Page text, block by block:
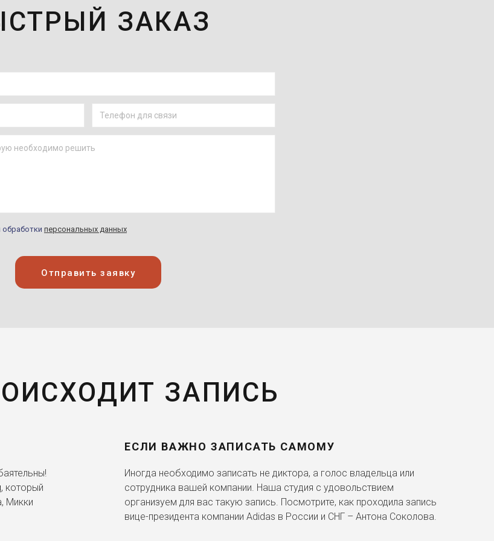
ЗАКАЗ
обработки персональных данных
Отправить заявку
ЗАПИСЬ
, который
Микки
ЕСЛИ ВАЖНО ЗАПИСАТЬ САМОМУ
Иногда необходимо записать не диктора, а голос владельца или
сотрудника вашей компании. Наша студия с удовольствием
организуем для вас такую запись. Посмотрите, как проходила запись
вице-президента компании Adidas в России и СНГ – Антона Соколова.